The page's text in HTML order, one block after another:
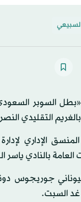
السوبر
التقليدي النصر
الإداري
بالنادي ياسر
جوريجوس